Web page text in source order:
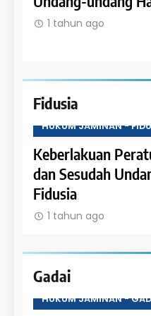
1 tahun ago
Fidusia
HUKUM JAMINAN -
Keberlakuan
dan Sesudah
Fidusia
1 tahun ago
Gadai
HUKUM JAMINAN -